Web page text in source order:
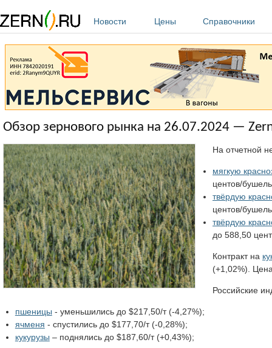
Новости
Цены Справочники
Обзор зернового рынка на 26.07.2024 —
На отчетной
мягкую
центов/
твёрдую
центов/
твёрдую
до 588,50
Контракт на
(+1,02%).
Российские
пшеницы - уменьшились до $217,50/т (-4,27%);
ячменя - спустились до $177,70/т (-0,28%);
кукурузы – поднялись до $187,60/т (+0,43%);